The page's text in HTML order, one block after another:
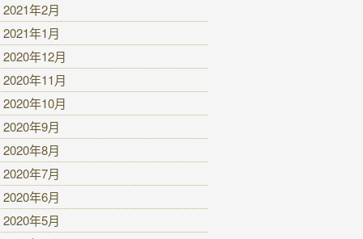
2021年2月
2021年1月
2020年12月
2020年11月
2020年10月
2020年9月
2020年8月
2020年7月
2020年6月
2020年5月